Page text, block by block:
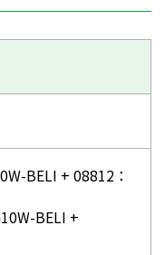
BELI + 08812：
BELI +